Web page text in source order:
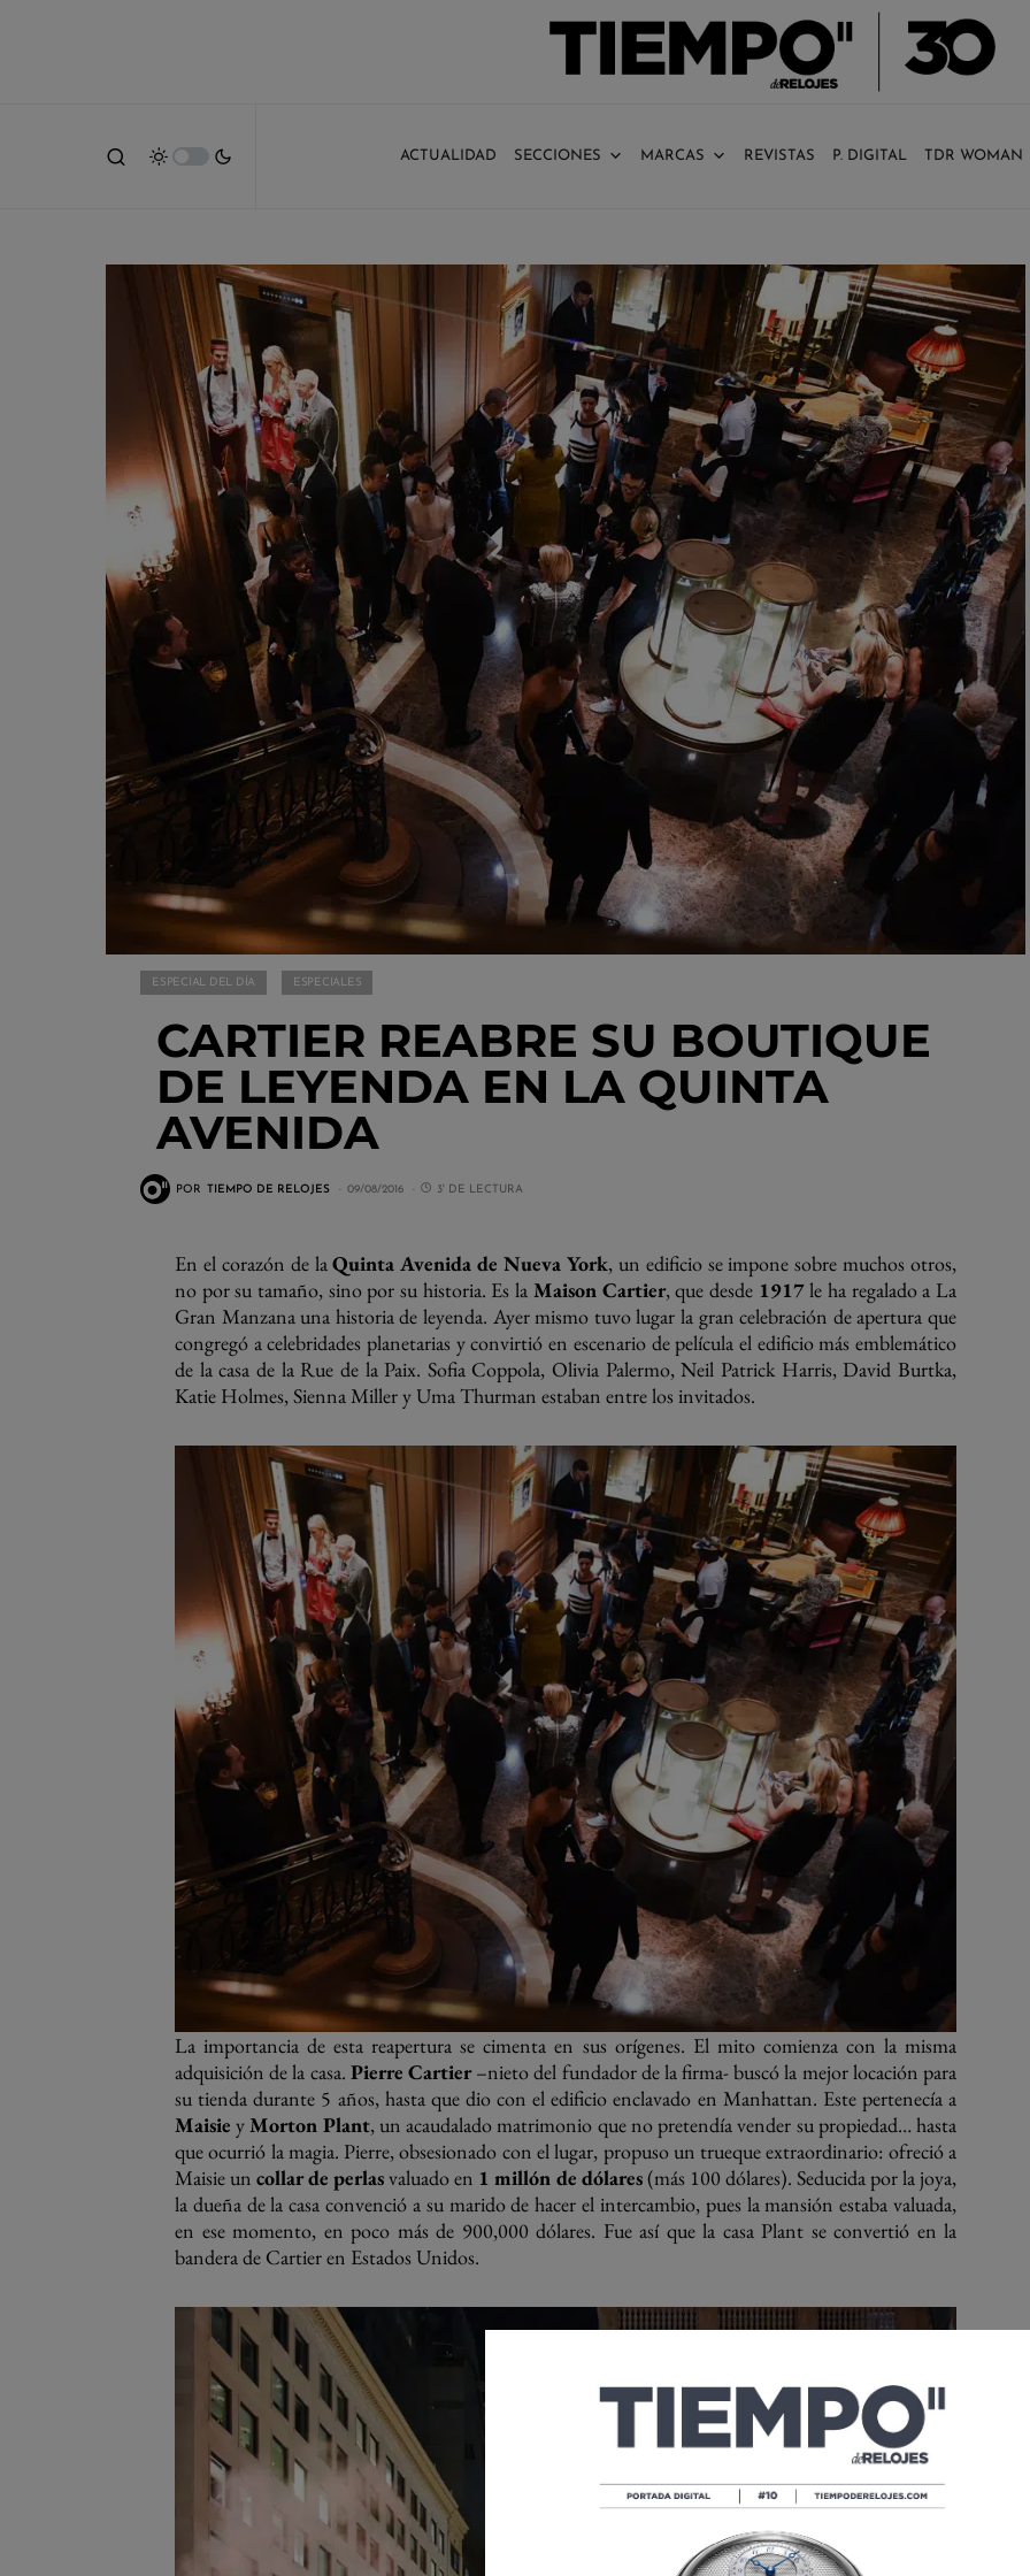
ACTUALIDAD SECCIONES MARCAS REVISTAS P. DIGITAL TDR WOMAN
ESPECIAL DEL DÍA ESPECIALES
CARTIER REABRE SU BOUTIQUE
DE LEYENDA EN LA QUINTA
AVENIDA
POR TIEMPO DE RELOJES 09/08/2016 3' DE LECTURA
En el corazón de laQuinta Avenida de Nueva York, un edificio se impone sobre muchos otros,
no por su tamaño, sino por su historia. Es la Maison Cartier, que desde1917le ha regalado a La
Gran Manzana una historia de leyenda. Ayer mismo tuvo lugar la gran celebración de apertura que
congregó a celebridades planetarias y convirtió en escenario de película el edificio más emblemático
de la casa de la Rue de la Paix. Sofia Coppola, Olivia Palermo, Neil Patrick Harris, David Burtka,
Katie Holmes, Sienna Miller y Uma Thurman estaban entre los invitados.
La importancia de esta reapertura se cimenta en sus orígenes. El mito comienza con la misma
adquisición de la casa. Pierre Cartier–nieto del fundador de la firma- buscó la mejor locación para
su tienda durante 5 años, hasta que dio con el edificio enclavado en Manhattan. Este pertenecía a
Maisie yMorton Plant, un acaudalado matrimonio que no pretendía vender su propiedad… hasta
que ocurrió la magia. Pierre, obsesionado con el lugar, propuso un trueque extraordinario: ofreció a
Maisie uncollar de perlasvaluado en 1 millón de dólares(más 100 dólares). Seducida por la joya,
la dueña de la casa convenció a su marido de hacer el intercambio, pues la mansión estaba valuada,
en ese momento, en poco más de 900,000 dólares. Fue así que la casa Plant se convertió en la
bandera de Cartier en Estados Unidos.